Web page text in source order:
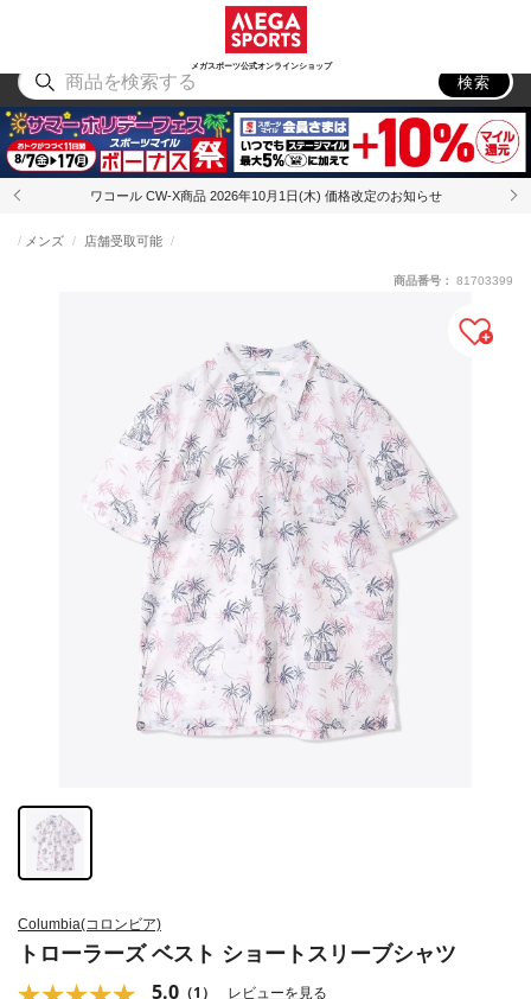
メガスポーツ公式オンラインショップ
アウトドア
検索
ワコール CW-X商品 2026年10月1日(木) 価格改定のお知らせ
Columbia(コロンビア)
トローラーズ ベスト ショートスリーブシャツ
5.0 （1） レビューを見る
メンズ 店舗受取可能
商品番号： 81703399